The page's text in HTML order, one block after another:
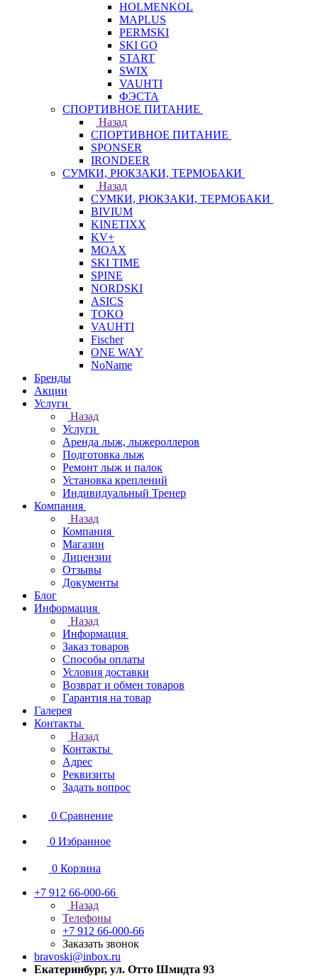
HOLMENKOL
MAPLUS
PERMSKI
SKI GO
START
SWIX
VAUHTI
ФЭСТА
СПОРТИВНОЕ ПИТАНИЕ
Назад
СПОРТИВНОЕ ПИТАНИЕ
SPONSER
IRONDEER
СУМКИ, РЮКЗАКИ, ТЕРМОБАКИ
Назад
СУМКИ, РЮКЗАКИ, ТЕРМОБАКИ
BIVIUM
KINETIXX
KV+
MOAX
SKI TIME
SPINE
NORDSKI
ASICS
TOKO
VAUHTI
Fischer
ONE WAY
NoName
Бренды
Акции
Услуги
Назад
Услуги
Аренда лыж, лыжероллеров
Подготовка лыж
Ремонт лыж и палок
Установка креплений
Индивидуальный Тренер
Компания
Назад
Компания
Магазин
Лицензии
Отзывы
Документы
Блог
Информация
Назад
Информация
Заказ товаров
Способы оплаты
Условия доставки
Возврат и обмен товаров
Гарантия на товар
Галерея
Контакты
Назад
Контакты
Адрес
Реквизиты
Задать вопрос
0 Сравнение
0 Избранное
0 Корзина
+7 912 66-000-66
Назад
Телефоны
+7 912 66-000-66
Заказать звонок
bravoski@inbox.ru
Екатеринбург, ул. Отто Шмидта 93